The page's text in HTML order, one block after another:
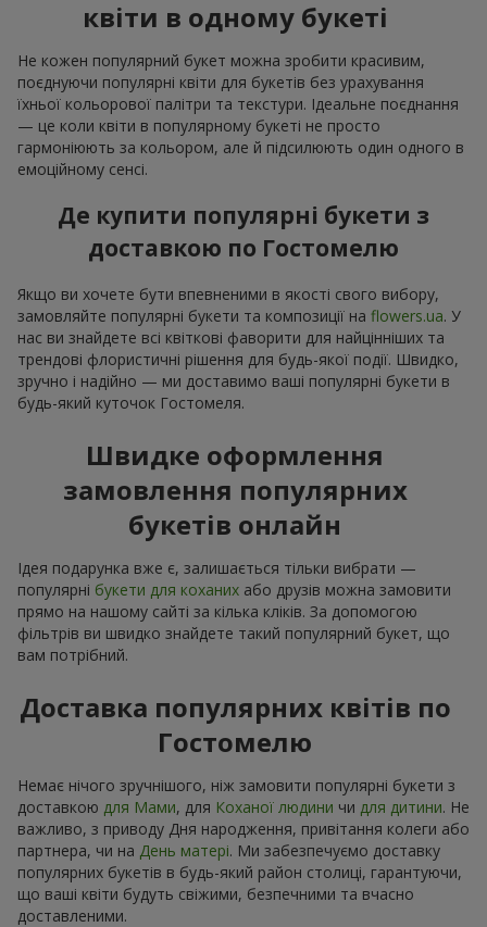
квіти в одному букеті
Не кожен популярний букет можна зробити красивим,
поєднуючи популярні квіти для букетів без урахування
їхньої кольорової палітри та текстури. Ідеальне поєднання
— це коли квіти в популярному букеті не просто
гармоніюють за кольором, але й підсилюють один одного в
емоційному сенсі.
Де купити популярні букети з
доставкою по Гостомелю
Якщо ви хочете бути впевненими в якості свого вибору,
замовляйте популярні букети та композиції на flowers.ua. У
нас ви знайдете всі квіткові фаворити для найцінніших та
трендові флористичні рішення для будь-якої події. Швидко,
зручно і надійно — ми доставимо ваші популярні букети в
будь-який куточок Гостомеля.
Швидке оформлення
замовлення популярних
букетів онлайн
Ідея подарунка вже є, залишається тільки вибрати —
популярні букети для коханих або друзів можна замовити
прямо на нашому сайті за кілька кліків. За допомогою
фільтрів ви швидко знайдете такий популярний букет, що
вам потрібний.
Доставка популярних квітів по
Гостомелю
Немає нічого зручнішого, ніж замовити популярні букети з
доставкою для Мами, для Коханої людини чи для дитини. Не
важливо, з приводу Дня народження, привітання колеги або
партнера, чи на День матері. Ми забезпечуємо доставку
популярних букетів в будь-який район столиці, гарантуючи,
що ваші квіти будуть свіжими, безпечними та вчасно
доставленими.